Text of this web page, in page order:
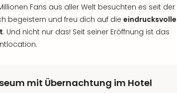
Fans aus aller Welt besuchten es seit der
begeistern und freu dich auf die eindrucksvolle
. Und nicht nur das! Seit seiner Eröffnung ist das
mit Übernachtung im Hotel